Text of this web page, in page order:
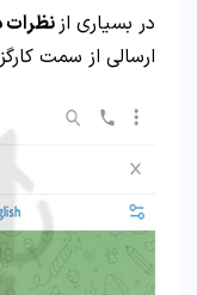
در بسیاری ازنظرات
ارسالی از سمت